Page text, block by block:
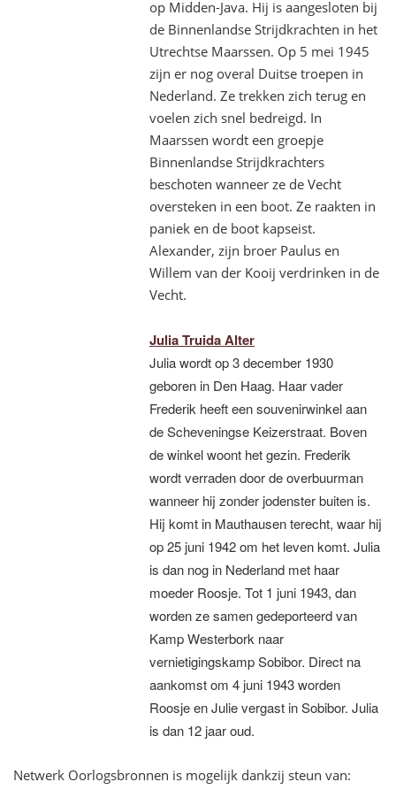
op Midden-Java. Hij is aangesloten bij
de Binnenlandse Strijdkrachten in het
Utrechtse Maarssen. Op 5 mei 1945
zijn er nog overal Duitse troepen in
Nederland. Ze trekken zich terug en
voelen zich snel bedreigd. In
Maarssen wordt een groepje
Binnenlandse Strijdkrachters
beschoten wanneer ze de Vecht
oversteken in een boot. Ze raakten in
paniek en de boot kapseist.
Alexander, zijn broer Paulus en
Willem van der Kooij verdrinken in de
Vecht.
Julia Truida Alter
Julia wordt op 3 december 1930
geboren in Den Haag. Haar vader
Frederik heeft een souvenirwinkel aan
de Scheveningse Keizerstraat. Boven
de winkel woont het gezin. Frederik
wordt verraden door de overbuurman
wanneer hij zonder jodenster buiten is.
Hij komt in Mauthausen terecht, waar hij
op 25 juni 1942 om het leven komt. Julia
is dan nog in Nederland met haar
moeder Roosje. Tot 1 juni 1943, dan
worden ze samen gedeporteerd van
Kamp Westerbork naar
vernietigingskamp Sobibor. Direct na
aankomst om 4 juni 1943 worden
Roosje en Julie vergast in Sobibor. Julia
is dan 12 jaar oud.
Netwerk Oorlogsbronnen is mogelijk dankzij steun van: